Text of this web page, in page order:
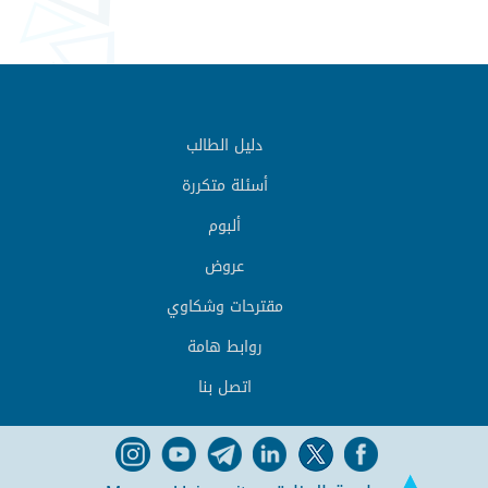
دليل الطالب
أسئلة متكررة
ألبوم
عروض
مقترحات وشكاوي
روابط هامة
اتصل بنا